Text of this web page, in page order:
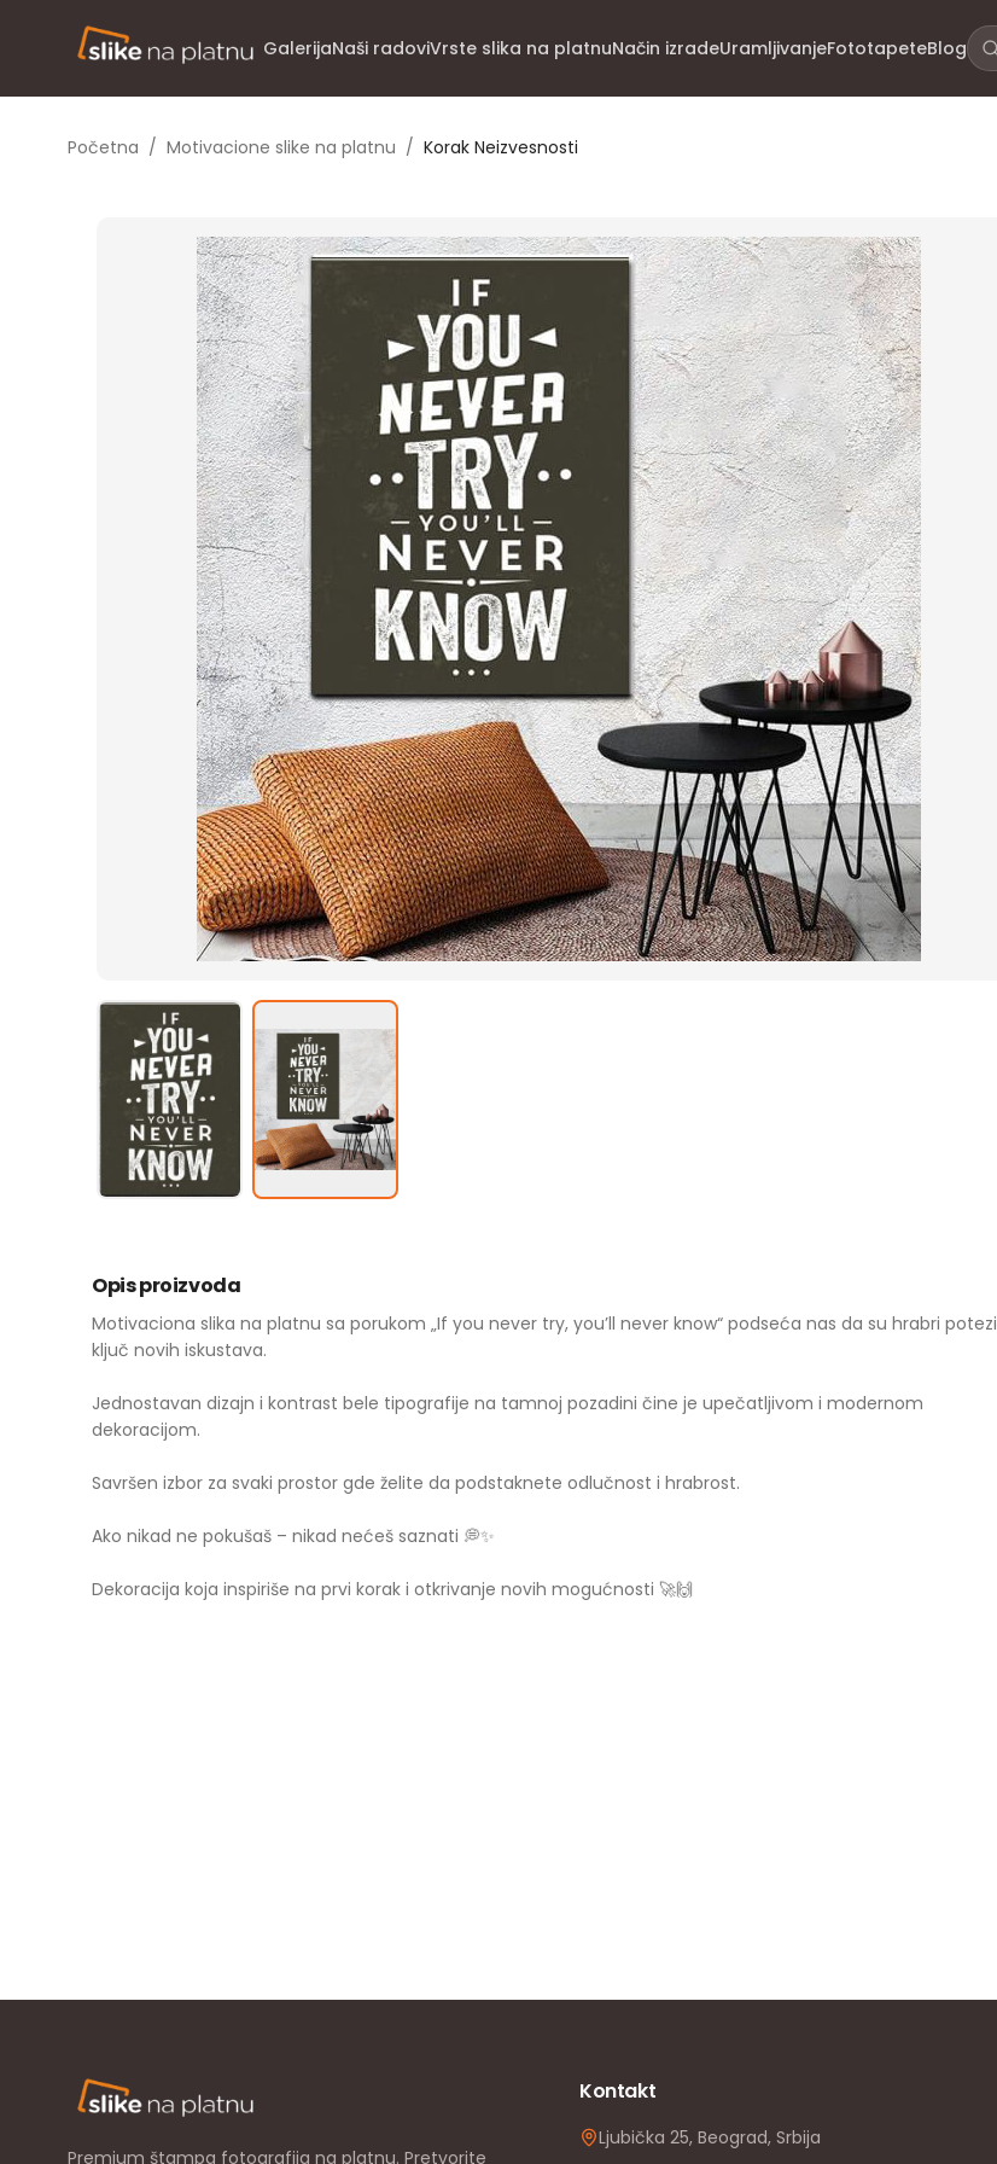
GalerijaNaši radoviVrste slika na platnuNačin izradeUramljivanjeFototapeteBlog
Početna / Motivacione slike na platnu / Korak Neizvesnosti
Opis proizvoda
Motivaciona slika na platnu sa porukom „If you never try, you’ll never know“ podseća nas da su hrabri potezi
ključ novih iskustava.
Jednostavan dizajn i kontrast bele tipografije na tamnoj pozadini čine je upečatljivom i modernom
dekoracijom.
Savršen izbor za svaki prostor gde želite da podstaknete odlučnost i hrabrost.
Ako nikad ne pokušaš – nikad nećeš saznati 💭✨
Dekoracija koja inspiriše na prvi korak i otkrivanje novih mogućnosti 🚀🙌
Premium štampa fotografija na platnu. Pretvorite
Kontakt
Ljubička 25, Beograd, Srbija